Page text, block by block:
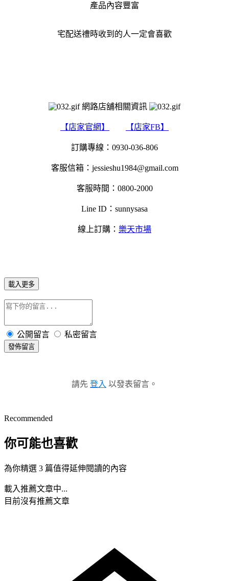
產品內容豐富
宅配送禮時收到的人一定會喜歡
網路店舖相關資訊
【店家官網】 【店家FB】
訂購專線：0930-036-806
客服信箱：jessieshu1984@gmail.com
客服時間：0800-2000
Line ID：sunnysasa
線上訂購： 樂天市場
載入更多
公開留言 私密留言
發佈留言
請先 登入 以發表留言。
Recommended
你可能也喜歡
為你精選 3 篇值得延伸閱讀的內容
載入推薦文章中...
目前沒有推薦文章